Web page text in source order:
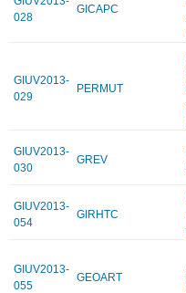
028
GICAPC
GIUV2013-
029
PERMUT
GIUV2013-
030
GREV
GIUV2013-
054
GIRHTC
GIUV2013-
055
GEOART